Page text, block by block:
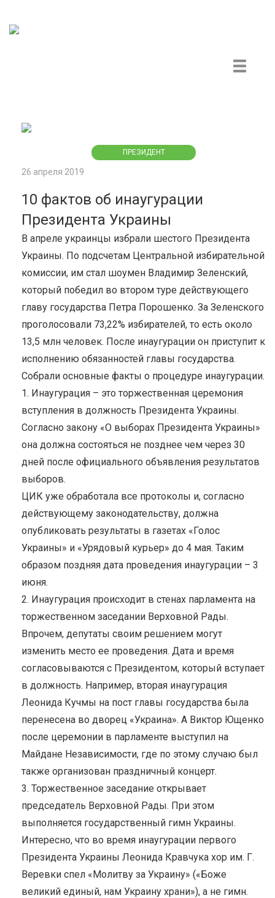
ПРЕЗИДЕНТ
26 апреля 2019
10 фактов об инаугурации
Президента Украины
В апреле украинцы избрали шестого Президента
Украины. По подсчетам Центральной избирательной
комиссии, им стал шоумен Владимир Зеленский,
который победил во втором туре действующего
главу государства Петра Порошенко. За Зеленского
проголосовали 73,22% избирателей, то есть около
13,5 млн человек. После инаугурации он приступит к
исполнению обязанностей главы государства.
Собрали основные факты о процедуре инаугурации.
1. Инаугурация – это торжественная церемония
вступления в должность Президента Украины.
Согласно закону «О выборах Президента Украины»
она должна состояться не позднее чем через 30
дней после официального объявления результатов
выборов.
ЦИК уже обработала все протоколы и, согласно
действующему законодательству, должна
опубликовать результаты в газетах «Голос
Украины» и «Урядовый курьер» до 4 мая. Таким
образом поздняя дата проведения инаугурации – 3
июня.
2. Инаугурация происходит в стенах парламента на
торжественном заседании Верховной Рады.
Впрочем, депутаты своим решением могут
изменить место ее проведения. Дата и время
согласовываются с Президентом, который вступает
в должность. Например, вторая инаугурация
Леонида Кучмы на пост главы государства была
перенесена во дворец «Украина». А Виктор Ющенко
после церемонии в парламенте выступил на
Майдане Независимости, где по этому случаю был
также организован праздничный концерт.
3. Торжественное заседание открывает
председатель Верховной Рады. При этом
выполняется государственный гимн Украины.
Интересно, что во время инаугурации первого
Президента Украины Леонида Кравчука хор им. Г.
Веревки спел «Молитву за Украину» («Боже
великий единый, нам Украину храни»), а не гимн.